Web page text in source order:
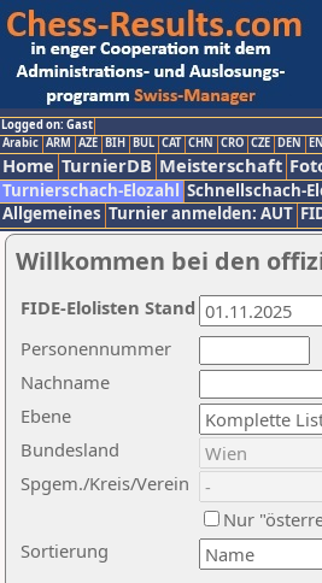
Logged on: Gast
Arabic ARM AZE BIH BUL CAT CHN CRO CZE DEN
Home TurnierDB Meisterschaft
Turnierschach-Elozahl Schnellschach-
Allgemeines Turnier anmelden: AUT
Willkommen bei den
Nachname
Ebene
Sortierung
Personennummer
Bundesland
Spgem./Kreis/Verein
Nur
FIDE-Elolisten Stand